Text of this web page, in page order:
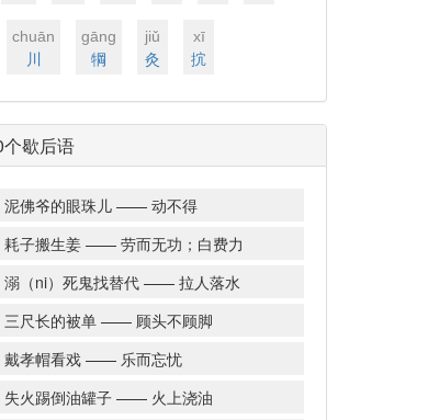
chuān
川
ɡānɡ
犅
jiǔ
灸
xī
抭
歇后语
泥佛爷的眼珠儿 —— 动不得
耗子搬生姜 —— 劳而无功；白费力
溺（ni）死鬼找替代 —— 拉人落水
三尺长的被单 —— 顾头不顾脚
戴孝帽看戏 —— 乐而忘忧
失火踢倒油罐子 —— 火上浇油